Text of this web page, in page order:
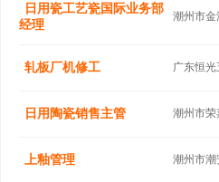
日用瓷工艺瓷国际业务部
经理
潮州市金
轧板厂机修工 广东恒光
日用陶瓷销售主管 潮州市荣
上釉管理 潮州市潮